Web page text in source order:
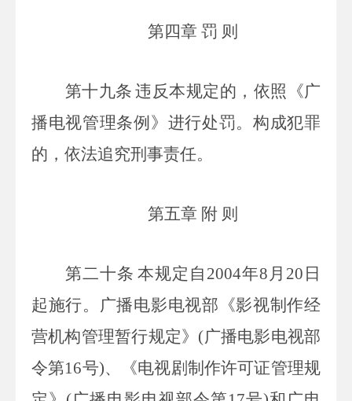
第四章 罚 则
第十九条 违反本规定的，依照《广
播电视管理条例》进行处罚。构成犯罪
的，依法追究刑事责任。
第五章 附 则
第二十条 本规定自 2004年8 月 20 日
起施行。广播电影电视部《影视制作经
营机构管理暂行规定》 (广播电影电视部
令第16号)、《电视剧制作许可证管理规